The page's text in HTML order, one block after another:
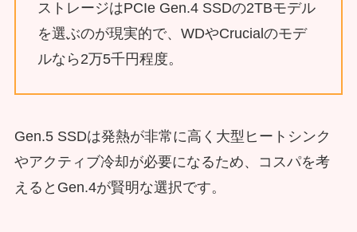
ストレージはPCIe Gen.4 SSDの2TBモデル
を選ぶのが現実的で、WDやCrucialのモデ
ルなら2万5千円程度。
Gen.5 SSDは発熱が非常に高く大型ヒートシンク
やアクティブ冷却が必要になるため、コスパを考
えるとGen.4が賢明な選択です。